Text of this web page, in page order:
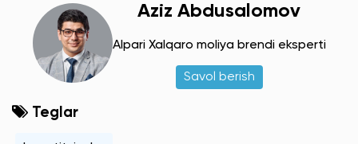
Aziz Abdusalomov
Alpari Xalqaro moliya brendi eksperti
Savol berish
Teglar